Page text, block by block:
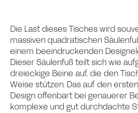
Die Last dieses Tisches wird
massiven quadratischen
einem beeindruckenden
Dieser Säulenfuß teilt sich wie
dreieckige Beine auf, die den
Weise stützen. Das auf den
Design offenbart bei genauerer
komplexe und gut durchdachte